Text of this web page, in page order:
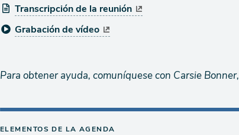
Transcripción de la reunión
Grabación de vídeo
Para obtener ayuda, comuníquese con Carsie Bonner,
ELEMENTOS DE LA AGENDA